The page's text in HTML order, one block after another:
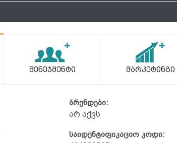
Მენეჯმენტი Მარკეტინგი
ბრენდები:
არ აქვს
საიდენტიფიკაციო კოდი: